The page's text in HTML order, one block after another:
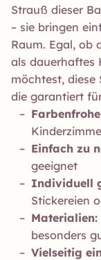
Strauß dieser
– sie bringen
Raum. Egal, ob
als dauerhaftes
möchtest, diese
die garantiert
Einfach zu
geeignet
Individuell
Stickereien
Materialien:
besonders
Vielseitig